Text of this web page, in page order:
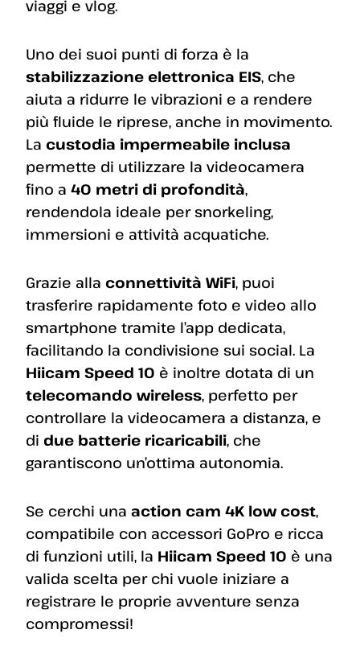
viaggi e vlog.
Uno dei suoi punti di forza è la
stabilizzazione elettronica EIS, che
aiuta a ridurre le vibrazioni e a rendere
più fluide le riprese, anche in movimento.
La custodia impermeabile inclusa
permette di utilizzare la videocamera
fino a 40 metri di profondità,
rendendola ideale per snorkeling,
immersioni e attività acquatiche.
Grazie alla connettività WiFi, puoi
trasferire rapidamente foto e video allo
smartphone tramite l’app dedicata,
facilitando la condivisione sui social. La
Hiicam Speed 10 è inoltre dotata di un
telecomando wireless, perfetto per
controllare la videocamera a distanza, e
di due batterie ricaricabili, che
garantiscono un’ottima autonomia.
Se cerchi una action cam 4K low cost,
compatibile con accessori GoPro e ricca
di funzioni utili, la Hiicam Speed 10 è una
valida scelta per chi vuole iniziare a
registrare le proprie avventure senza
compromessi!